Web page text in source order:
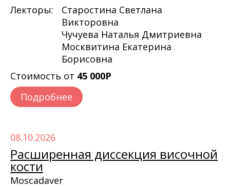
Лекторы:
Старостина Светлана
Викторовна
Чучуева Наталья Дмитриевна
Москвитина Екатерина
Борисовна
Стоимость от 45 000Р
Подробнее
08.10.2026
Расширенная диссекция височной
кости
Moscadaver